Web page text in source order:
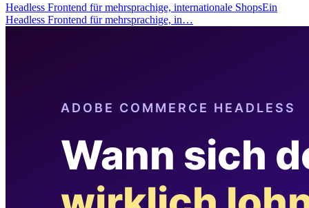
Headless Frontend für mehrsprachige, internationale ShopsEin
Headless Frontend für mehrsprachige, in…